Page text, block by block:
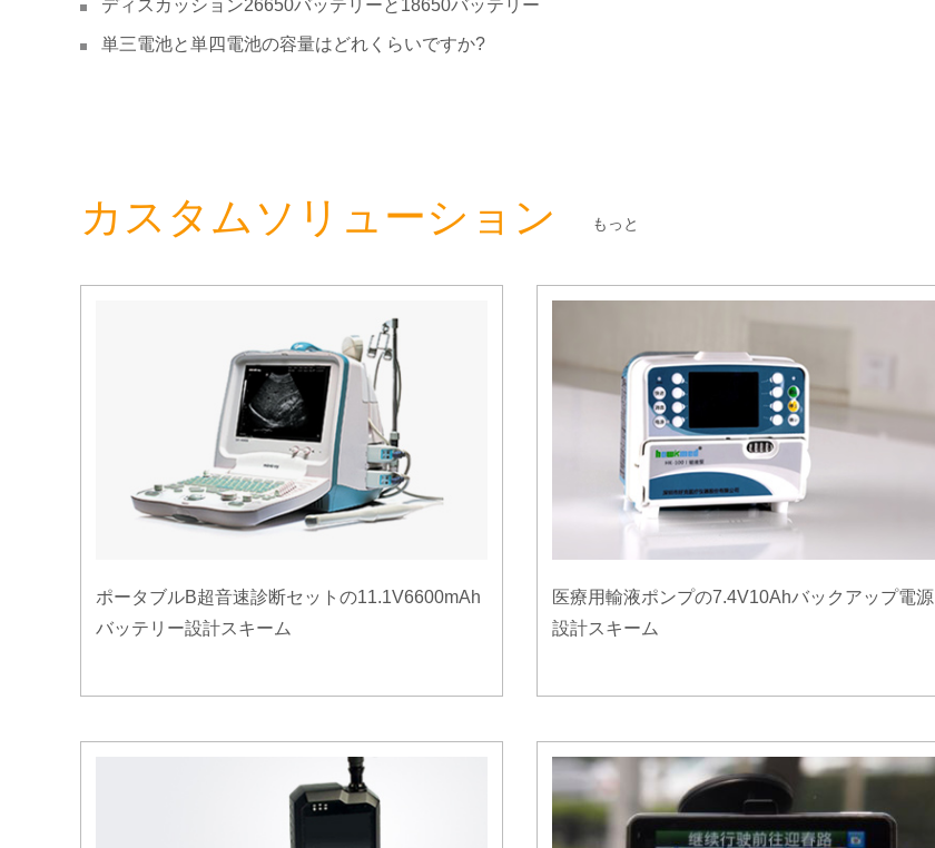
ディスカッション26650バッテリーと18650バッテリー
単三電池と単四電池の容量はどれくらいですか?
カスタムソリューション もっと
ポータブルB超音速診断セットの11.1V6600mAh
バッテリー設計スキーム
医療用輸液ポンプの7.4V10Ahバックアップ電源
設計スキーム